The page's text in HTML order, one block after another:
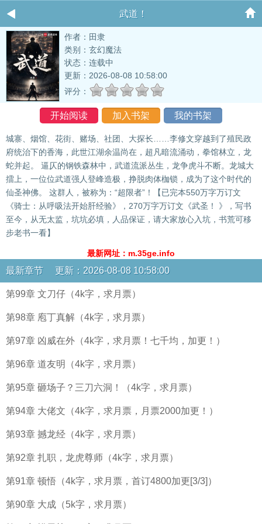
武道！
作者：田隶
类别：玄幻魔法
状态：连载中
更新：2026-08-08 10:58:00
评分：
开始阅读 加入书架 我的书架
城寨、烟馆、花街、赌场、社团、大探长……李修文穿越到了殖民政
府统治下的香海，此世江湖余温尚在，超凡暗流涌动，拳馆林立，龙
蛇并起。 逼仄的钢铁森林中，武道流派丛生，龙争虎斗不断。龙城大
擂上，一位位武道强人登峰造极，挣脱肉体枷锁，成为了这个时代的
仙圣神佛。 这群人，被称为：“超限者”！【已完本550万字万订文
《骑士：从呼吸法开始肝经验》，270万字万订文《武圣！ 》，写书
至今，从无太监，坑坑必填，人品保证，请大家放心入坑，书荒可移
步老书一看】
最新网址：m.35ge.info
最新章节 更新：2026-08-08 10:58:00
第99章 文刀仔（4k字，求月票）
第98章 庖丁真解（4k字，求月票）
第97章 凶威在外（4k字，求月票！七千均，加更！）
第96章 道友明（4k字，求月票）
第95章 砸场子？三刀六洞！（4k字，求月票）
第94章 大佬文（4k字，求月票，月票2000加更！）
第93章 撼龙经（4k字，求月票）
第92章 扎职，龙虎尊师（4k字，求月票）
第91章 顿悟（4k字，求月票，首订4800加更[3/3]）
第90章 大成（5k字，求月票）